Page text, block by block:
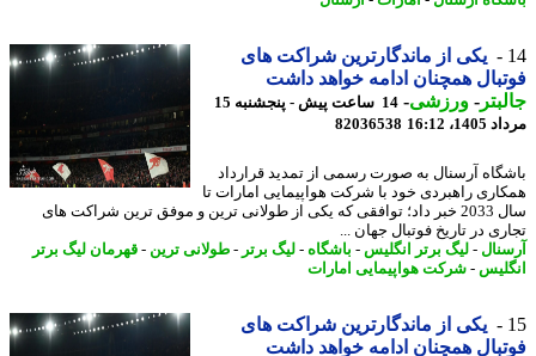
یکی از ماندگارترین شراکت های
همچنان ادامه خواهد داشت
-ورزشی-
14 ساعت پیش - پنجشنبه 15
16:12
82036538
آرسنال به صورت رسمی از تمدید قرارداد
راهبردی خود با شرکت هواپیمایی امارات تا
سال 2033 خبر داد؛ توافقی که یکی از طولانی ترین و موفق ترین شراکت های
در تاریخ فوتبال جهان ...
-لیگ برتر انگلیس-باشگاه-لیگ برتر - طولانی ترین- قهرمان لیگ برتر
-شرکت هواپیمایی امارات
یکی از ماندگارترین شراکت های
همچنان ادامه خواهد داشت